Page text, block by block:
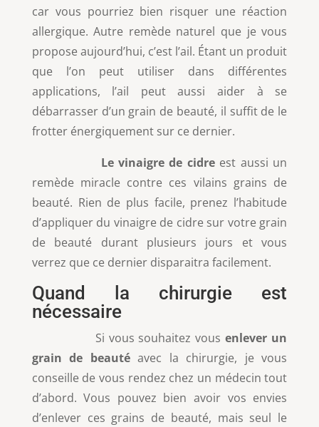
car vous pourriez bien risquer une réaction
allergique. Autre remède naturel que je vous
propose aujourd’hui, c’est l’ail. Étant un produit
que l’on peut utiliser dans différentes
applications, l’ail peut aussi aider à se
débarrasser d’un grain de beauté, il suffit de le
frotter énergiquement sur ce dernier.
Le vinaigre de cidreest aussi un
remède miracle contre ces vilains grains de
beauté. Rien de plus facile, prenez l’habitude
d’appliquer du vinaigre de cidre sur votre grain
de beauté durant plusieurs jours et vous
verrez que ce dernier disparaitra facilement.
Quand la chirurgie est
nécessaire
Si vous souhaitez vousenlever un
grain de beautéavec la chirurgie, je vous
conseille de vous rendez chez un médecin tout
d’abord. Vous pouvez bien avoir vos envies
d’enlever ces grains de beauté, mais seul le